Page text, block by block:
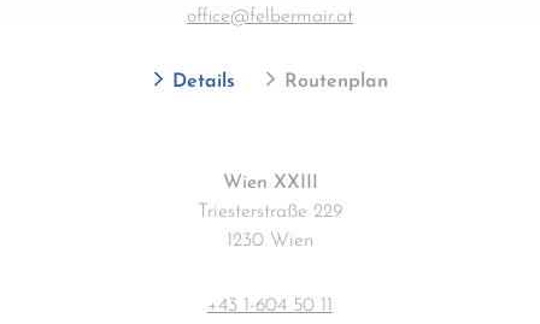
office@felbermair.at
Details Routenplan
Wien XXIII
Triesterstraße 229
1230 Wien
+43 1-604 50 11